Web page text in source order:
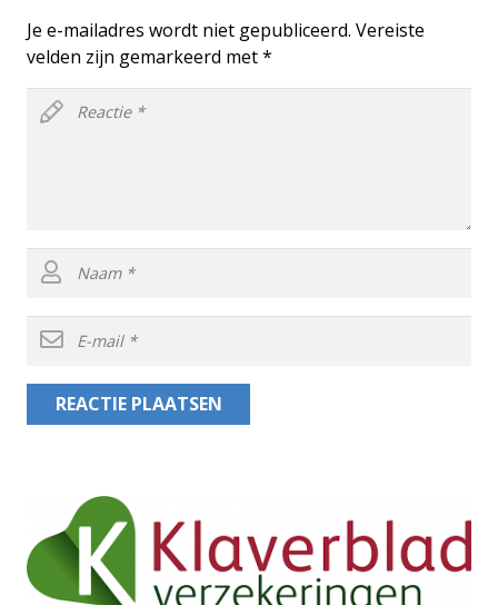
Je e-mailadres wordt niet gepubliceerd. Vereiste
velden zijn gemarkeerd met*
REACTIE PLAATSEN